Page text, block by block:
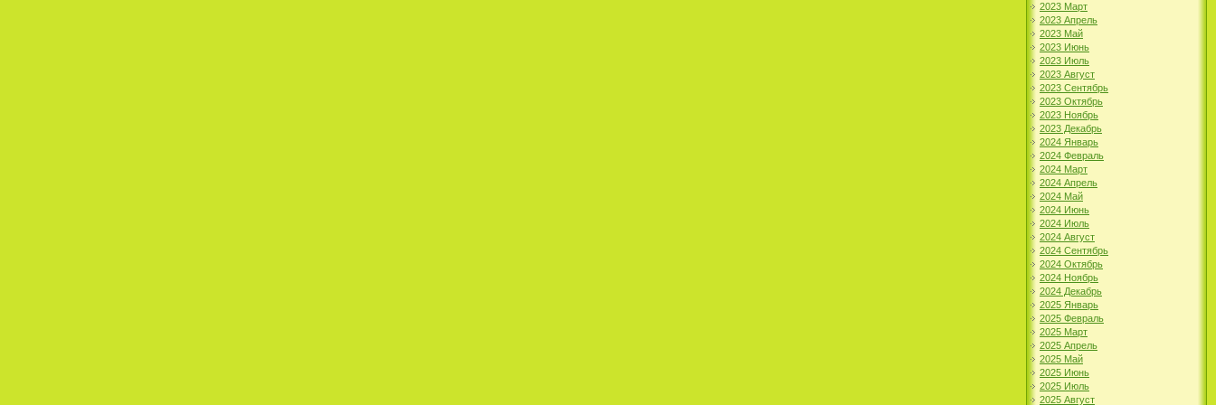
2023 Март
2023 Апрель
2023 Май
2023 Июнь
2023 Июль
2023 Август
2023 Сентябрь
2023 Октябрь
2023 Ноябрь
2023 Декабрь
2024 Январь
2024 Февраль
2024 Март
2024 Апрель
2024 Май
2024 Июнь
2024 Июль
2024 Август
2024 Сентябрь
2024 Октябрь
2024 Ноябрь
2024 Декабрь
2025 Январь
2025 Февраль
2025 Март
2025 Апрель
2025 Май
2025 Июнь
2025 Июль
2025 Август